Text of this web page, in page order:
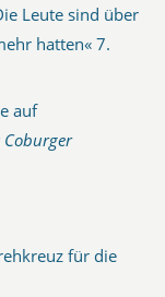
Leute sind über
hatten« 7.
auf
Coburger
für die